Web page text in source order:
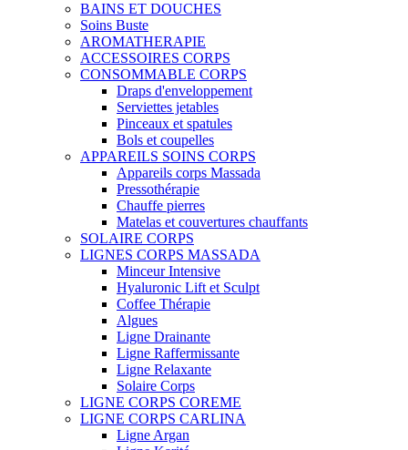
BAINS ET DOUCHES
Soins Buste
AROMATHERAPIE
ACCESSOIRES CORPS
CONSOMMABLE CORPS
Draps d'enveloppement
Serviettes jetables
Pinceaux et spatules
Bols et coupelles
APPAREILS SOINS CORPS
Appareils corps Massada
Pressothérapie
Chauffe pierres
Matelas et couvertures chauffants
SOLAIRE CORPS
LIGNES CORPS MASSADA
Minceur Intensive
Hyaluronic Lift et Sculpt
Coffee Thérapie
Algues
Ligne Drainante
Ligne Raffermissante
Ligne Relaxante
Solaire Corps
LIGNE CORPS COREME
LIGNE CORPS CARLINA
Ligne Argan